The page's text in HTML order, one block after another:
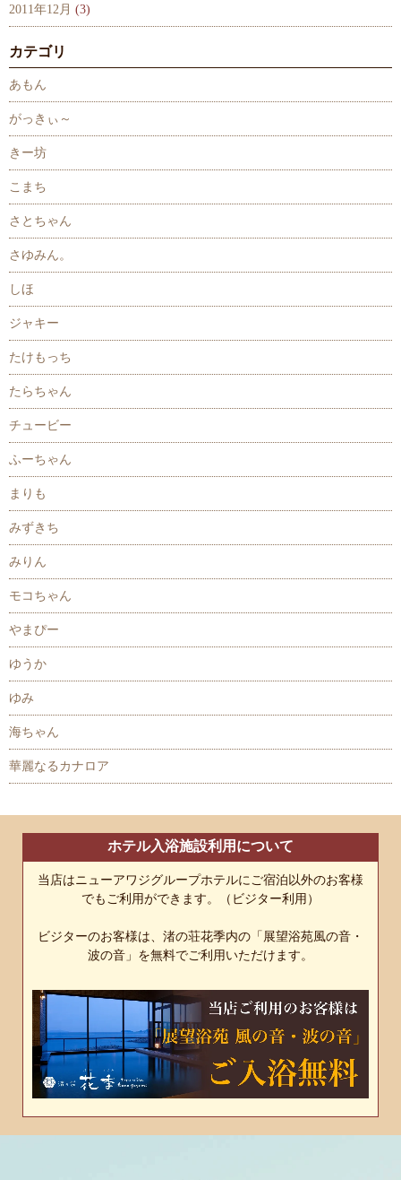
2011年12月 (3)
カテゴリ
あもん
がっきぃ～
きー坊
こまち
さとちゃん
さゆみん。
しほ
ジャキー
たけもっち
たらちゃん
チュービー
ふーちゃん
まりも
みずきち
みりん
モコちゃん
やまぴー
ゆうか
ゆみ
海ちゃん
華麗なるカナロア
ホテル入浴施設利用について
当店はニューアワジグループホテルにご宿泊以外のお客様
でもご利用ができます。（ビジター利用）
ビジターのお客様は、渚の荘花季内の「展望浴苑風の音・
波の音」を無料でご利用いただけます。